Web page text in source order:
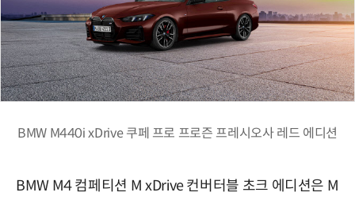
BMW M440i xDrive 쿠페 프로 프로즌 프레시오사 레드 에디션
BMW M4 컴페티션 M xDrive 컨버터블 초크 에디션은 M